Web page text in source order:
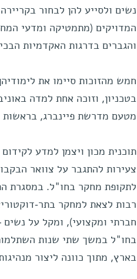
נשים ולסייע להן לבחור
המדויקים (מתמטיקה ומדעי
והגברים בדרגות האקדמיות
חמש מהזוכות סיימו את
בטכניון, וזוכה אחת למדה
מטעם מדרשת פיינברג, בראשות
תוכנית מכון ויצמן למדע
צעירות להתגבר על צוואר
לתקופת מחקר בחו"ל. במסגרת
רבות לצאת למחקר בתר-
חברתי ומקצועי), ומקל על
בחו"ל במשך שתי שנות
בארץ, מתוך כוונה ליצור